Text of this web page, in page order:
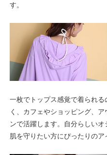
す。
一枚でトップス感覚で着られ
く、カフェやショッピング、
ンで活躍します。自分らしい
肌を守りたい方にぴったりのア